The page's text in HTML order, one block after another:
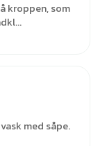
kroppen, som
med såpe.